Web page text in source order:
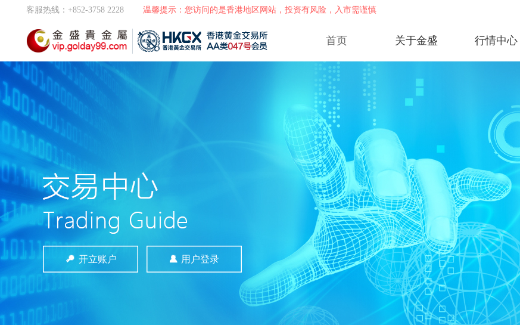
客服热线：+852-3758 2228 温馨提示：您访问的是香港地区网站，投资有风险，入市需谨慎
首页 关于金盛 行情中心
开立账户 用户登录